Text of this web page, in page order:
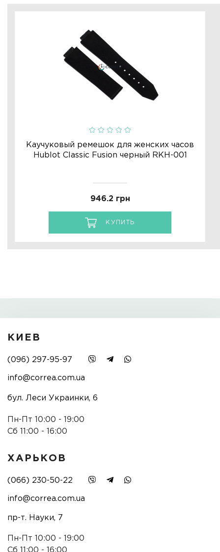
Каучуковый ремешок для женских часов
Hublot Classic Fusion черный RKH-001
946.2 грн
КУПИТЬ
КИЕВ
(096) 297-95-97
info@correa.com.ua
бул. Леси Украинки, 6
Пн-Пт 10:00 - 19:00
Сб 11:00 - 16:00
ХАРЬКОВ
(066) 230-50-22
info@correa.com.ua
пр-т. Науки, 7
Пн-Пт 10:00 - 19:00
Сб 11:00 - 16:00